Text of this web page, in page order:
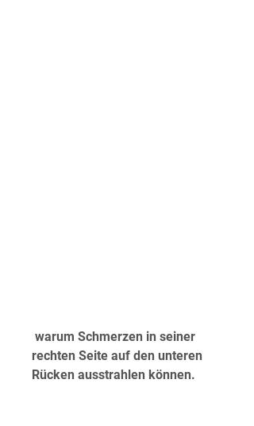
rechten Seite auf den unteren
Rücken ausstrahlen können.